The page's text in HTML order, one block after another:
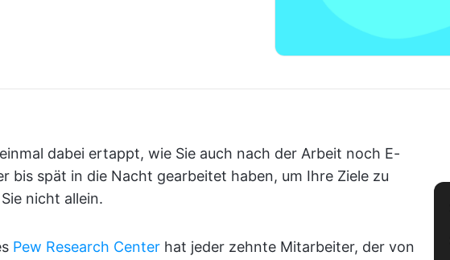
dabei ertappt, wie Sie auch nach der Arbeit noch E-
bis spät in die Nacht gearbeitet haben, um Ihre Ziele zu
nicht allein.
Pew Research Center hat jeder zehnte Mitarbeiter, der von